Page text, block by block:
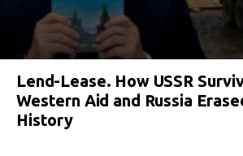
Lend-Lease. How USSR
Western Aid and Russia
History